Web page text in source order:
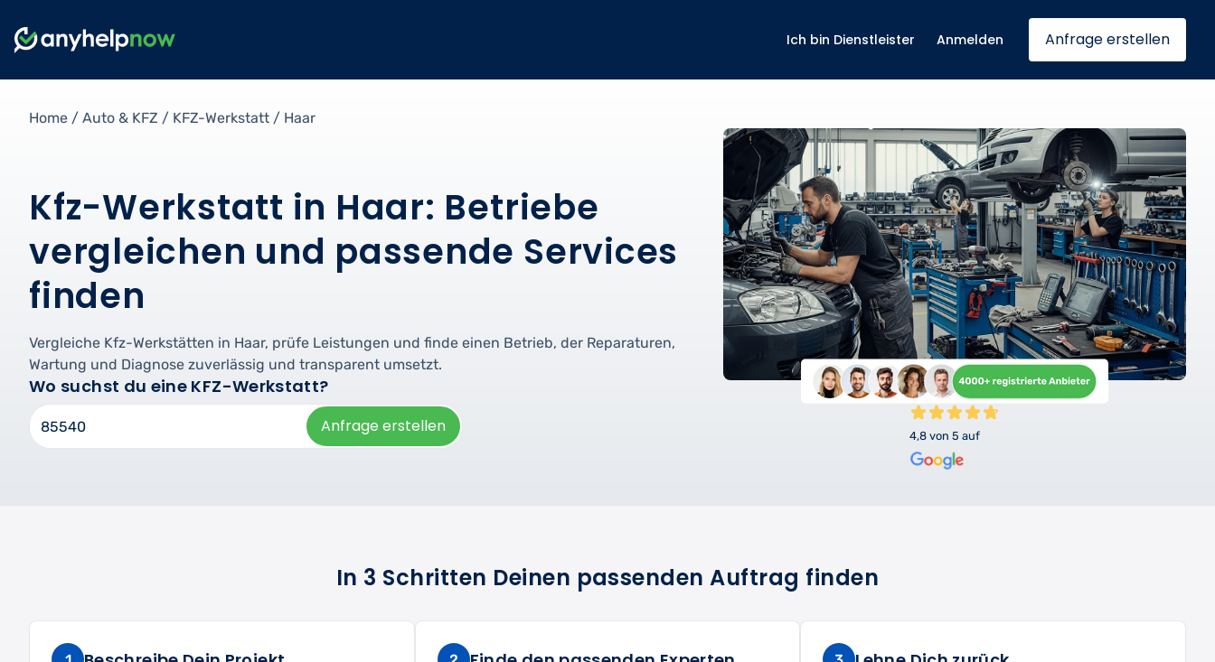
Ich bin Dienstleister Anmelden Anfrage erstellen
Home / Auto & KFZ / KFZ-Werkstatt / Haar
Kfz-Werkstatt in Haar: Betriebe
vergleichen und passende Services
finden
Vergleiche Kfz-Werkstätten in Haar, prüfe Leistungen und finde einen Betrieb, der Reparaturen,
Wartung und Diagnose zuverlässig und transparent umsetzt.
Wo suchst du eine KFZ-Werkstatt?
Anfrage erstellen 4,8 von 5 auf
In 3 Schritten Deinen passenden Auftrag finden